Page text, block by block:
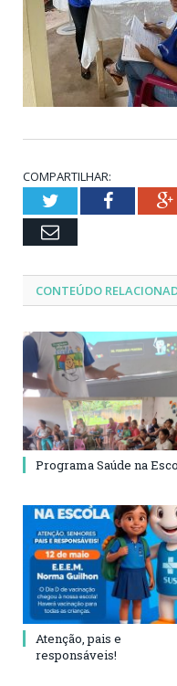
COMPARTILHAR:
TwitterFacebook
Email
CONTEÚDO
Programa Saúde na
Atenção, pais e
responsáveis!